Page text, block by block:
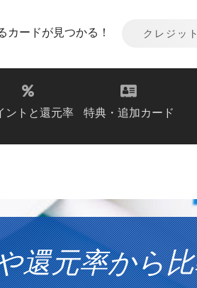
カードが見つかる！
ントと還元率 特典・追加カード
還元率から